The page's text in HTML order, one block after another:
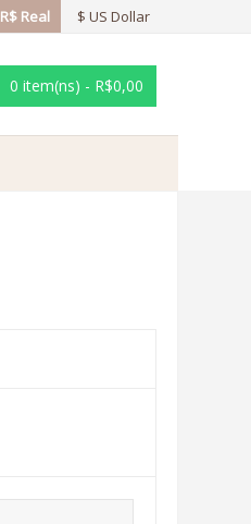
R$ Real $ US Dollar
0 item(ns) - R$0,00